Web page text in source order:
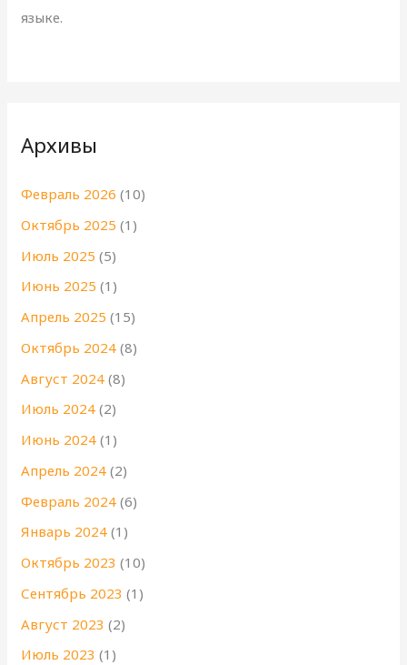
языке.
Архивы
Февраль 2026 (10)
Октябрь 2025 (1)
Июль 2025 (5)
Июнь 2025 (1)
Апрель 2025 (15)
Октябрь 2024 (8)
Август 2024 (8)
Июль 2024 (2)
Июнь 2024 (1)
Апрель 2024 (2)
Февраль 2024 (6)
Январь 2024 (1)
Октябрь 2023 (10)
Сентябрь 2023 (1)
Август 2023 (2)
Июль 2023 (1)